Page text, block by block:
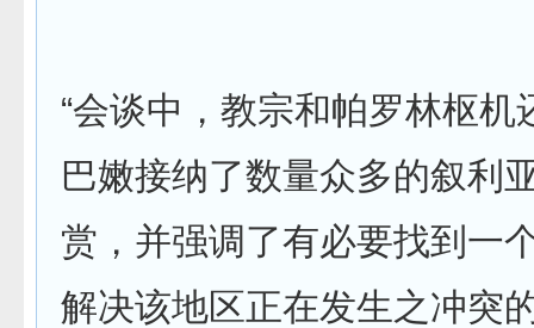
“会谈中，教宗和帕罗林枢机
巴嫩接纳了数量众多的叙利
赏，并强调了有必要找到一
解决该地区正在发生之冲突